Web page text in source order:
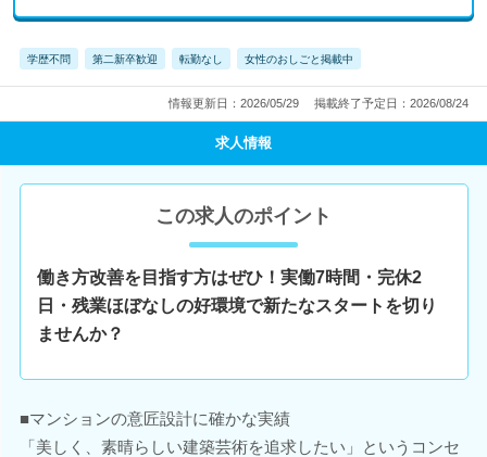
学歴不問 第二新卒歓迎 転勤なし 女性のおしごと掲載中
情報更新日：2026/05/29 掲載終了予定日：2026/08/24
求人情報
この求人のポイント
働き方改善を目指す方はぜひ！実働7時間・完休2
日・残業ほぼなしの好環境で新たなスタートを切り
ませんか？
■マンションの意匠設計に確かな実績
「美しく、素晴らしい建築芸術を追求したい」というコンセ